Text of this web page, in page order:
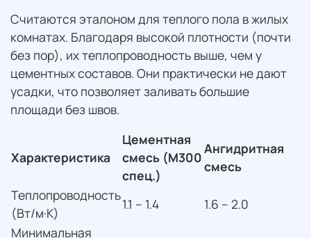
Считаются эталоном для теплого пола в жилых
комнатах. Благодаря высокой плотности (почти
без пор), их теплопроводность выше, чем у
цементных составов. Они практически не дают
усадки, что позволяет заливать большие
площади без швов.
Характеристика
Цементная
смесь (М300
спец.)
Ангидритная
смесь
Теплопроводность
(Вт/м·К)
1.1 – 1.4 1.6 – 2.0
Минимальная